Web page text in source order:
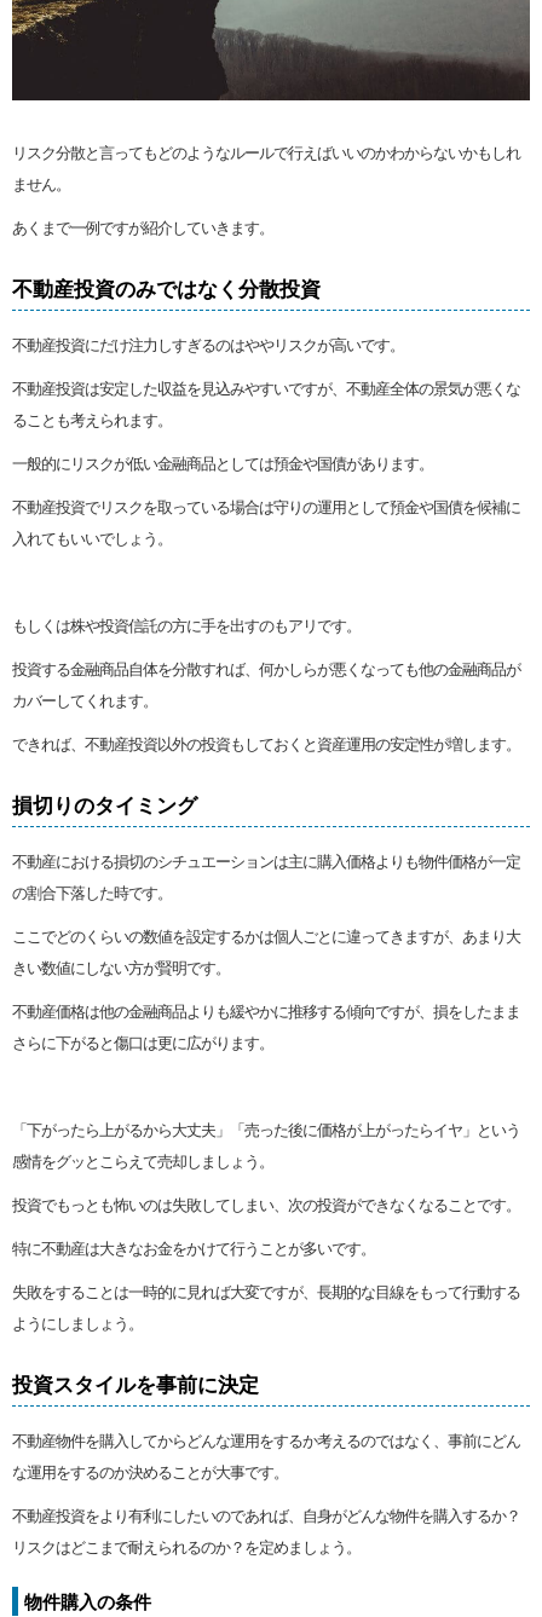
リスク分散と言ってもどのようなルールで行えばいいのかわからないかもしれ
ません。
あくまで一例ですが紹介していきます。
不動産投資のみではなく分散投資
不動産投資にだけ注力しすぎるのはややリスクが高いです。
不動産投資は安定した収益を見込みやすいですが、不動産全体の景気が悪くな
ることも考えられます。
一般的にリスクが低い金融商品としては預金や国債があります。
不動産投資でリスクを取っている場合は守りの運用として預金や国債を候補に
入れてもいいでしょう。
もしくは株や投資信託の方に手を出すのもアリです。
投資する金融商品自体を分散すれば、何かしらが悪くなっても他の金融商品が
カバーしてくれます。
できれば、不動産投資以外の投資もしておくと資産運用の安定性が増します。
損切りのタイミング
不動産における損切のシチュエーションは主に購入価格よりも物件価格が一定
の割合下落した時です。
ここでどのくらいの数値を設定するかは個人ごとに違ってきますが、あまり大
きい数値にしない方が賢明です。
不動産価格は他の金融商品よりも緩やかに推移する傾向ですが、損をしたまま
さらに下がると傷口は更に広がります。
「下がったら上がるから大丈夫」「売った後に価格が上がったらイヤ」という
感情をグッとこらえて売却しましょう。
投資でもっとも怖いのは失敗してしまい、次の投資ができなくなることです。
特に不動産は大きなお金をかけて行うことが多いです。
失敗をすることは一時的に見れば大変ですが、長期的な目線をもって行動する
ようにしましょう。
投資スタイルを事前に決定
不動産物件を購入してからどんな運用をするか考えるのではなく、事前にどん
な運用をするのか決めることが大事です。
不動産投資をより有利にしたいのであれば、自身がどんな物件を購入するか？
リスクはどこまで耐えられるのか？を定めましょう。
物件購入の条件